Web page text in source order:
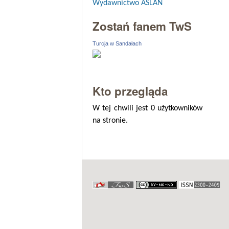
Wydawnictwo ASLAN
Zostań fanem TwS
Turcja w Sandałach
Kto przegląda
W tej chwili jest 0 użytkowników
na stronie.